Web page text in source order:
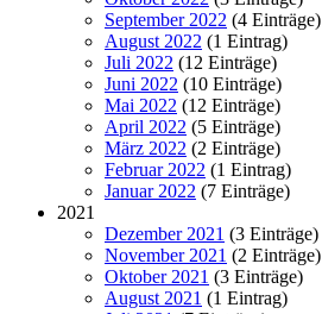
September 2022 (4 Einträge)
August 2022 (1 Eintrag)
Juli 2022 (12 Einträge)
Juni 2022 (10 Einträge)
Mai 2022 (12 Einträge)
April 2022 (5 Einträge)
März 2022 (2 Einträge)
Februar 2022 (1 Eintrag)
Januar 2022 (7 Einträge)
2021
Dezember 2021 (3 Einträge)
November 2021 (2 Einträge)
Oktober 2021 (3 Einträge)
August 2021 (1 Eintrag)